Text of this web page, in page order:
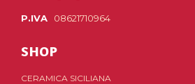
P.IVA 08621710964
SHOP
CERAMICA SICILIANA